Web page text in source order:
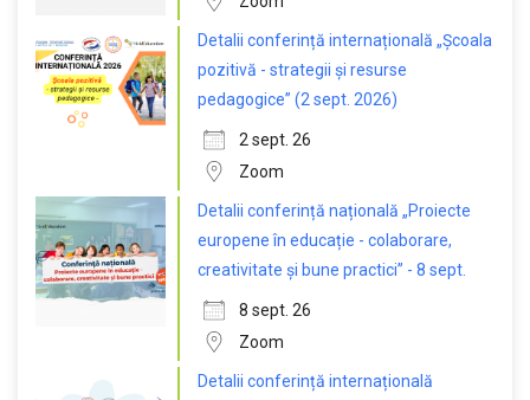
Detalii conferință internațională „Școala
pozitivă - strategii și resurse
pedagogice” (2 sept. 2026)
2 sept. 26
Zoom
Detalii conferință națională „Proiecte
europene în educație - colaborare,
creativitate și bune practici” - 8 sept.
8 sept. 26
Zoom
Detalii conferință internațională